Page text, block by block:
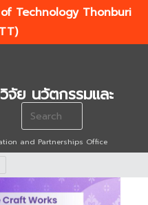
Technology Thonburi
จัย นวัตกรรมและ
and Partnerships Office
Search
for: